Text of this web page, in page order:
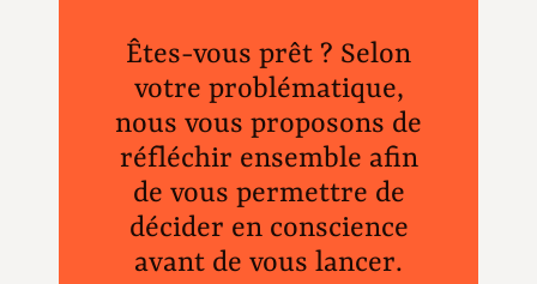
Êtes-vous prêt ? Selon
votre problématique,
nous vous proposons de
réfléchir ensemble afin
de vous permettre de
décider en conscience
avant de vous lancer.